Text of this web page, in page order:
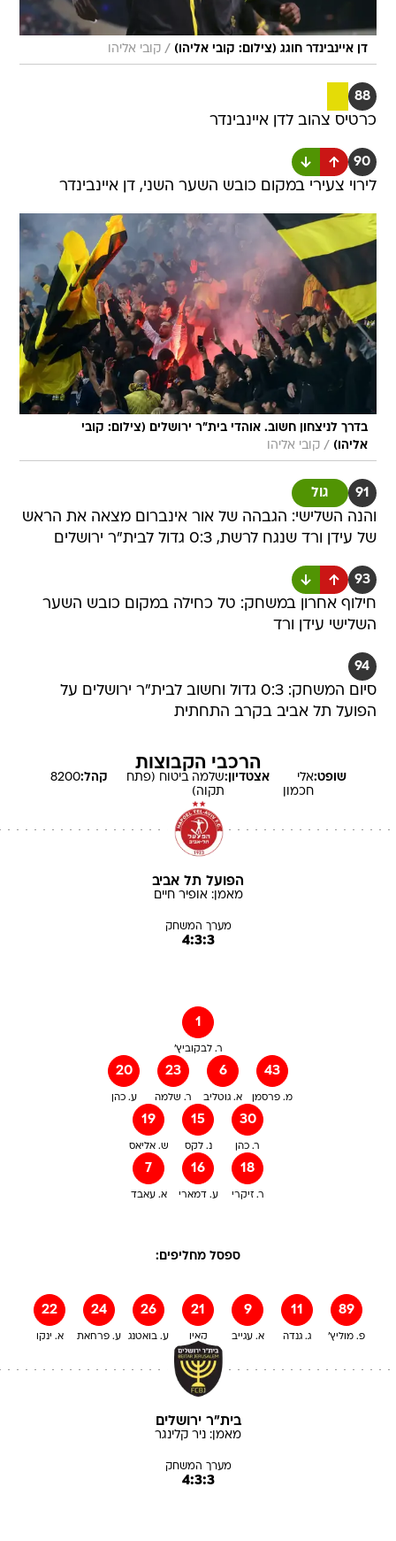
דן איינבינדר חוגג (צילום: קובי אליהו) / קובי אליהו
88
כרטיס צהוב לדן איינבינדר
90
לירוי צעירי במקום כובש השער השני, דן איינבינדר
בדרך לניצחון חשוב. אוהדי בית"ר ירושלים (צילום: קובי
אליהו) / קובי אליהו
91 גול
והנה השלישי: הגבהה של אור אינברום מצאה את הראש
של עידן ורד שנגח לרשת, 0:3 גדול לבית"ר ירושלים
93
חילוף אחרון במשחק: טל כחילה במקום כובש השער
השלישי עידן ורד
94
סיום המשחק: 0:3 גדול וחשוב לבית"ר ירושלים על
הפועל תל אביב בקרב התחתית
הרכבי הקבוצות
שופט:אלי
חכמון
אצטדיון:שלמה ביטוח (פתח
תקוה)
קהל:8200
הפועל תל אביב
מאמן:אופיר חיים
מערך המשחק
4:3:3
1
ר. לבקוביץ'
20
ע. כהן
23
ר. שלמה
6
א. גוטליב
43
מ. פרסמן
19
ש. אליאס
15
נ. לקס
30
ר. כהן
7
א. עאבד
16
ע. דמארי
18
ר. זיקרי
ספסל מחליפים:
22
א. ינקו
24
ע. פרחאת
26
ע. בואטנג
21
קאיו
9
א. עגייב
11
ג. גנדה
89
פ. מוליץ'
בית"ר ירושלים
מאמן: ניר קלינגר
מערך המשחק
4:3:3